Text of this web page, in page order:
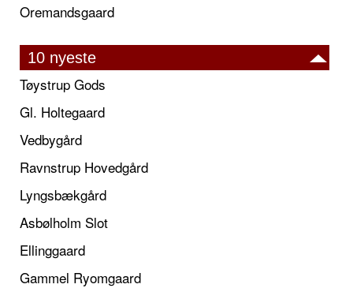
Oremandsgaard
10 nyeste
Tøystrup Gods
Gl. Holtegaard
Vedbygård
Ravnstrup Hovedgård
Lyngsbækgård
Asbølholm Slot
Ellinggaard
Gammel Ryomgaard